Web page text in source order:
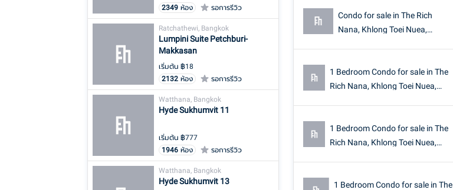
2349 ห้อง รอการรีวิว
Ratchathewi, Bangkok
Lumpini Suite Petchburi-
Makkasan
เริ่มต้น ฿18
2132 ห้อง รอการรีวิว
Watthana, Bangkok
Hyde Sukhumvit 11
เริ่มต้น ฿777
1946 ห้อง รอการรีวิว
Watthana, Bangkok
Hyde Sukhumvit 13
Condo for sale in The Rich
Nana, Khlong Toei Nuea,
1 Bedroom Condo for sale in The
Rich Nana, Khlong Toei Nuea,
1 Bedroom Condo for sale in The
Rich Nana, Khlong Toei Nuea,
1 Bedroom Condo for sale in The